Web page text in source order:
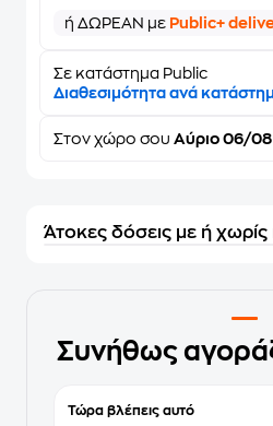
ή ΔΩΡΕΑΝ με Public+
Σε κατάστημα Public
Διαθεσιμότητα ανά
Στον χώρο σου Αύριο 06/
Άτοκες δόσεις με ή χωρίς
Συνήθως
Τώρα βλέπεις αυτό